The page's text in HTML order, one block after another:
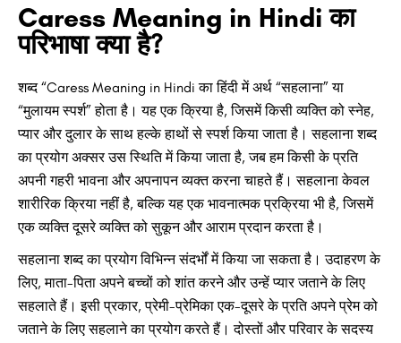
Caress Meaning in Hindi का
परिभाषा क्या है?
शब्द “Caress Meaning in Hindi का हिंदी में अर्थ “सहलाना” या
“मुलायम स्पर्श” होता है। यह एक क्रिया है, जिसमें किसी व्यक्ति को स्नेह,
प्यार और दुलार के साथ हल्के हाथों से स्पर्श किया जाता है। सहलाना शब्द
का प्रयोग अक्सर उस स्थिति में किया जाता है, जब हम किसी के प्रति
अपनी गहरी भावना और अपनापन व्यक्त करना चाहते हैं। सहलाना केवल
शारीरिक क्रिया नहीं है, बल्कि यह एक भावनात्मक प्रक्रिया भी है, जिसमें
एक व्यक्ति दूसरे व्यक्ति को सुकून और आराम प्रदान करता है।
सहलाना शब्द का प्रयोग विभिन्न संदर्भों में किया जा सकता है। उदाहरण के
लिए, माता-पिता अपने बच्चों को शांत करने और उन्हें प्यार जताने के लिए
सहलाते हैं। इसी प्रकार, प्रेमी-प्रेमिका एक-दूसरे के प्रति अपने प्रेम को
जताने के लिए सहलाने का प्रयोग करते हैं। दोस्तों और परिवार के सदस्य